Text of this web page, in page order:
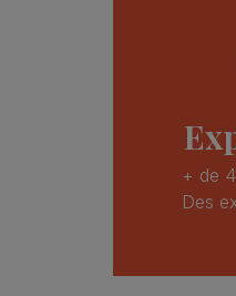
+ de
Des